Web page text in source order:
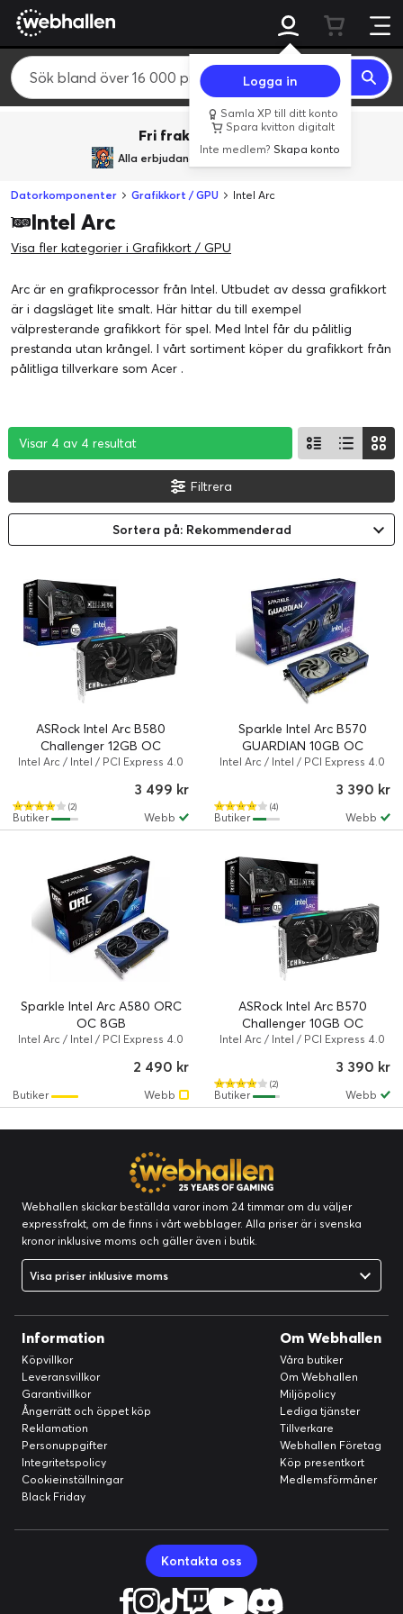
Logga in
Samla XP till ditt konto
Spara kvitton digitalt
Inte medlem?Skapa konto
Fri frakt över 800 kr.
Alla erbjudanden frånBACK TO REALITY
Datorkomponenter Grafikkort / GPU Intel Arc
Intel Arc
Visa fler kategorier i Grafikkort / GPU
Arc är en grafikprocessor från Intel. Utbudet av dessa grafikkort
är i dagsläget lite smalt. Här hittar du till exempel
välpresterande grafikkort för spel. Med Intel får du pålitlig
prestanda utan krångel. I vårt sortiment köper du grafikkort från
pålitliga tillverkare som Acer .
Visar 4 av 4 resultat
Visar 4 av 4 resultat
Visar 4 av 4 resultat
Filtrera
Sortera på: Rekommenderad
ASRock Intel Arc B580
Challenger 12GB OC
Intel Arc / Intel / PCI Express 4.0
(2)
3 499 kr
Webb
Butiker
Sparkle Intel Arc B570
GUARDIAN 10GB OC
Intel Arc / Intel / PCI Express 4.0
(4)
3 390 kr
Webb
Butiker
Sparkle Intel Arc A580 ORC
OC 8GB
Intel Arc / Intel / PCI Express 4.0
2 490 kr
Webb
Butiker
ASRock Intel Arc B570
Challenger 10GB OC
Intel Arc / Intel / PCI Express 4.0
(2)
3 390 kr
Webb
Butiker
Webhallen skickar beställda varor inom 24 timmar om du väljer
expressfrakt, om de finns i vårt webblager. Alla priser är i svenska
kronor inklusive moms och gäller även i butik.
Visa priser inklusive moms
Information
Köpvillkor
Leveransvillkor
Garantivillkor
Ångerrätt och öppet köp
Reklamation
Personuppgifter
Integritetspolicy
Cookieinställningar
Black Friday
Om Webhallen
Våra butiker
Om Webhallen
Miljöpolicy
Lediga tjänster
Tillverkare
Webhallen Företag
Köp presentkort
Medlemsförmåner
Kontakta oss